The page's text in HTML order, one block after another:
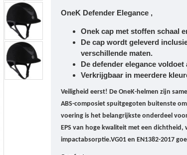
OneK Defender Elegance ,
Onek cap met stoffen schaal
De cap wordt geleverd
verschillende maten.
De defender elegance
Verkrijgbaar in meerdere
Veiligheid eerst! De OneK-helmen zijn
ABS-composiet spuitgegoten buitenste
voering is het belangrijkste onderdeel
EPS van hoge kwaliteit met een
impactabsorptie.VG01 en EN1382-2017